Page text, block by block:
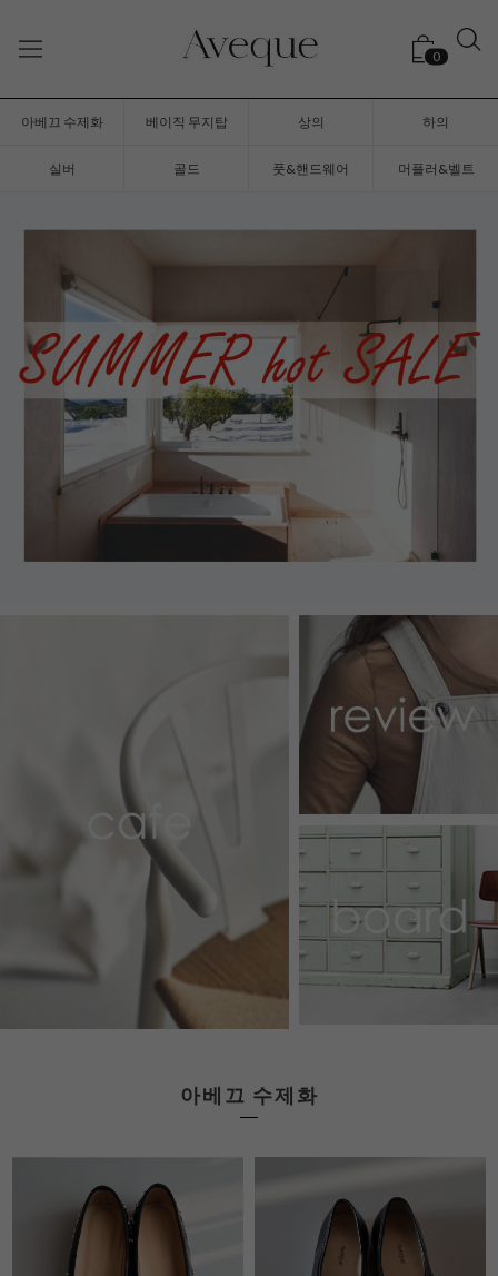
0
아베끄 수제화 베이직 무지탑 상의 하의
실버 골드 풋&핸드웨어 머플러&벨트
아베끄 수제화